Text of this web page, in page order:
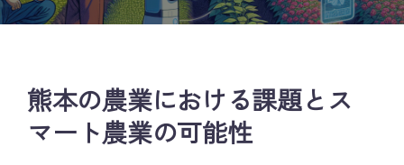
熊本の農業における課題とス
マート農業の可能性